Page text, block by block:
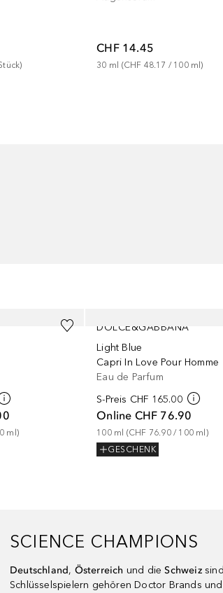
)
CHF 14.45
30 ml (CHF 48.17 / 100 ml)
ml )
DOLCE&GABBANA
Light Blue
Capri In Love Pour Homme
Eau de Parfum
S-Preis CHF 165.00
Online CHF 76.90
100 ml (CHF 76.90 / 100 ml )
GESCHENK
SCIENCE CHAMPIONS
Deutschland, Österreich und dieSchweiz
Schlüsselspielern gehören Doctor Brands